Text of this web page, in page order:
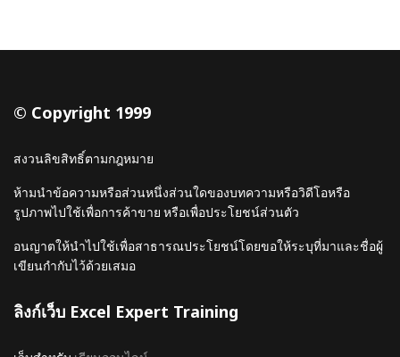
© Copyright 1999
สงวนลิขสิทธิ์ตามกฎหมาย
ห้ามนำข้อความหรือส่วนหนึ่งส่วนใดของบทความหรือวิดีโอหรือ
รูปภาพไปใช้เพื่อการค้าขาย หรือเพื่อประโยชน์ส่วนตัว
อนญาตให้นำไปใช้เพื่อสาธารณประโยชน์โดยขอให้ระบุที่มาและชื่อผู้
เขียนกำกับไว้ด้วยเสมอ
ลิงก์เว็บ Excel Expert Training